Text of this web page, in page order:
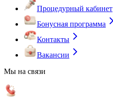
Процедурный кабинет
Бонусная программа
Контакты
Вакансии
Мы на связи